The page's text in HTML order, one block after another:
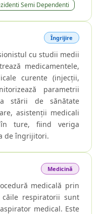
Semi Dependenti
Îngrijire
cu studii medii
medicamentele,
curente (injecții,
parametrii
stării de sănătate
asistenții medicali
ture, fiind veriga
de îngrijitori.
Medicină
medicală prin
respiratorii sunt
medical. Este